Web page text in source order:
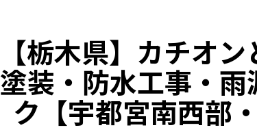
【栃木県】カチオ
塗装・防水工事・
ク【宇都宮南西部